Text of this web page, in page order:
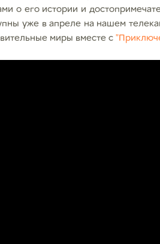
о его истории и
уже в апреле на нашем
миры вместе с